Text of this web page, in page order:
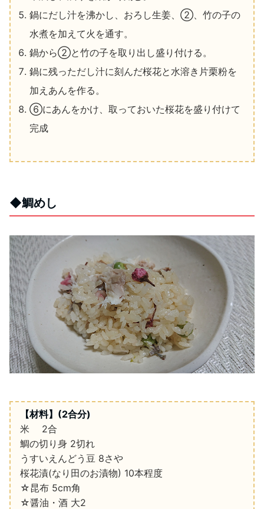
鍋にだし汁を沸かし、おろし生姜、②、竹の子の
水煮を加えて火を通す。
鍋から②と竹の子を取り出し盛り付ける。
鍋に残っただし汁に刻んだ桜花と水溶き片栗粉を
加えあんを作る。
⑥にあんをかけ、取っておいた桜花を盛り付けて
完成
◆鯛めし
【材料】 (2合分)
米
2合
鯛の切り身 2切れ
うすいえんどう豆 8さや
桜花漬(なり田のお漬物) 10本程度
☆昆布 5cm角
☆醤油・酒 大2